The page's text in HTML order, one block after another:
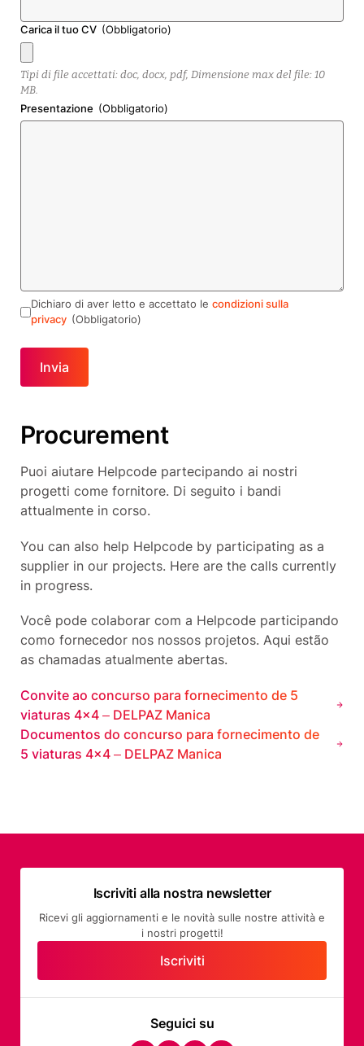
Carica il tuo CV (Obbligatorio)
Tipi di file accettati: doc, docx, pdf, Dimensione max del file: 10
MB.
Presentazione (Obbligatorio)
Dichiaro di aver letto e accettato le condizioni sulla
privacy (Obbligatorio)
Procurement
Puoi aiutare Helpcode partecipando ai nostri
progetti come fornitore. Di seguito i bandi
attualmente in corso.
You can also help Helpcode by participating as a
supplier in our projects. Here are the calls currently
in progress.
Você pode colaborar com a Helpcode participando
como fornecedor nos nossos projetos. Aqui estão
as chamadas atualmente abertas.
Convite ao concurso para fornecimento de 5
viaturas 4×4 – DELPAZ Manica
Documentos do concurso para fornecimento de
5 viaturas 4×4 – DELPAZ Manica
Seguici su
Iscriviti alla nostra newsletter
Ricevi gli aggiornamenti e le novità sulle nostre attività e
i nostri progetti!
Iscriviti